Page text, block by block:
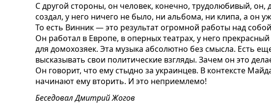
С другой стороны, он человек, конечно, трудолюбивый, он,
создал, у него ничего не было, ни альбома, ни клипа, а он
То есть Винник — это результат огромной работы над
Он работал в Европе, в оперных театрах, у него
для домохозяек. Эта музыка абсолютно без смысла. Есть
высказывать свои политические взгляды. Зачем он это
Он говорит, что ему стыдно за украинцев. В контексте
начинают ему вторить. И это неприемлемо!
Беседовал Дмитрий Жогов